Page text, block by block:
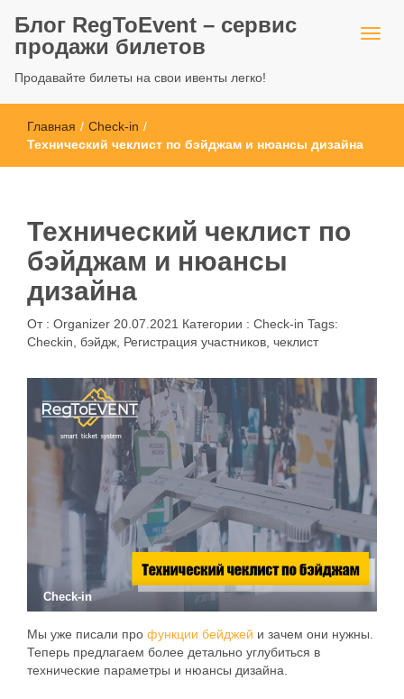
Блог RegToEvent – сервис
продажи билетов
Продавайте билеты на свои ивенты легко!
Главная / Check-in /
Технический чеклист по бэйджам и нюансы дизайна
Технический чеклист по
бэйджам и нюансы
дизайна
От : Organizer 20.07.2021 Категории : Check-in Tags:
Checkin бэйдж Регистрация участников чеклист
Check-in
Мы уже писали про функции бейджей и зачем они нужны.
Теперь предлагаем более детально углубиться в
технические параметры и нюансы дизайна.